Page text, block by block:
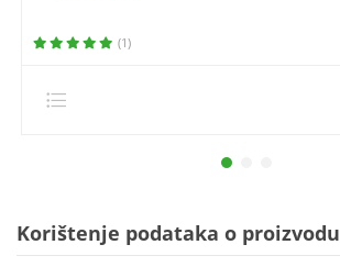
(1)
Korištenje podataka o proizvodu